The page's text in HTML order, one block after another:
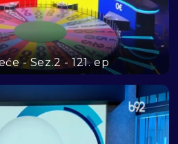
- Sez.2 - 121. ep